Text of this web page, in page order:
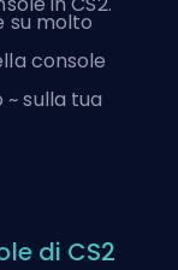
su molto
console
sulla tua
di CS2